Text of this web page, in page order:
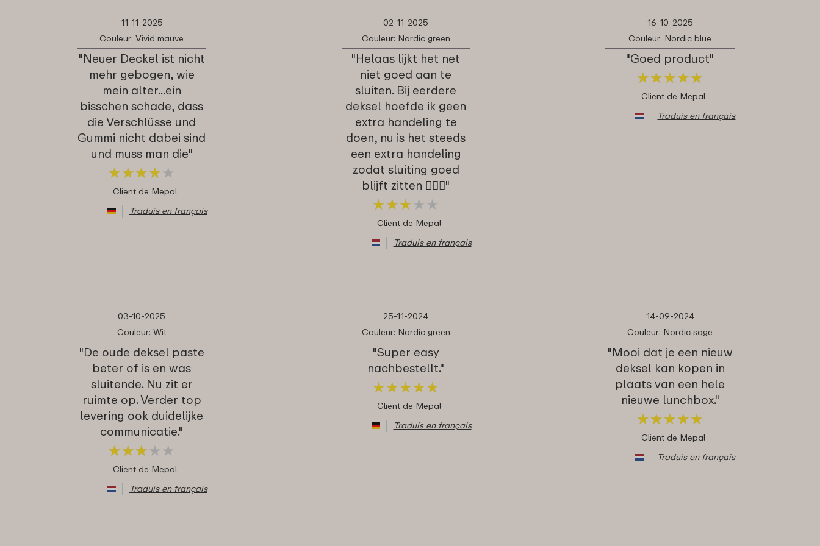
11-11-2025
Couleur: Vivid mauve
"Neuer Deckel ist nicht
mehr gebogen, wie
mein alter...ein
bisschen schade, dass
die Verschlüsse und
Gummi nicht dabei sind
und muss man die"
★★★★ ★
★★★★ ★
Client de Mepal
Traduis en français
02-11-2025
Couleur: Nordic green
"Helaas lijkt het net
niet goed aan te
sluiten. Bij eerdere
deksel hoefde ik geen
extra handeling te
doen, nu is het steeds
een extra handeling
zodat sluiting goed
blijft zitten 🤷🏻‍♀️"
★★★ ★ ★
★★★ ★ ★
Client de Mepal
Traduis en français
16-10-2025
Couleur: Nordic blue
"Goed product"
★★★★★
★★★★★
Client de Mepal
Traduis en français
03-10-2025
Couleur: Wit
"De oude deksel paste
beter of is en was
sluitende. Nu zit er
ruimte op. Verder top
levering ook duidelijke
communicatie."
★★★ ★ ★
★★★ ★ ★
Client de Mepal
Traduis en français
25-11-2024
Couleur: Nordic green
"Super easy
nachbestellt."
★★★★★
★★★★★
Client de Mepal
Traduis en français
14-09-2024
Couleur: Nordic sage
"Mooi dat je een nieuw
deksel kan kopen in
plaats van een hele
nieuwe lunchbox."
★★★★★
★★★★★
Client de Mepal
Traduis en français